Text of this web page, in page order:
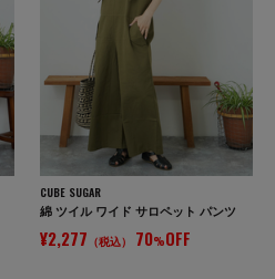
CUBE SUGAR
綿 ツイル ワイド サロペット パンツ
¥2,277 （税込） 70%OFF